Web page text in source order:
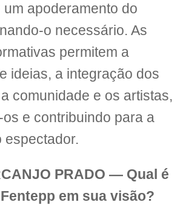
apoderamento do
o necessário. As
permitem a
ideias, a integração dos
comunidade e os artistas,
e contribuindo para a
espectador.
PRADO — Qual é
em sua visão?